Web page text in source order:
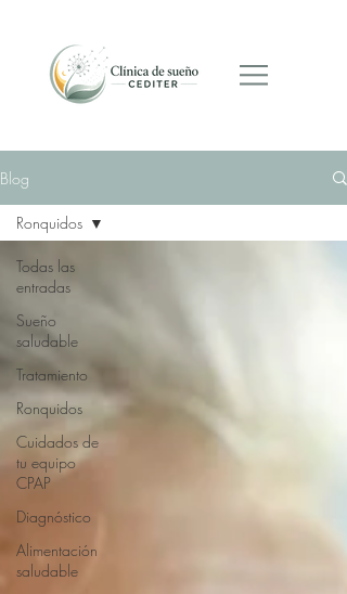
Blog
Todas las
entradas
Sueño
saludable
Tratamiento
Ronquidos
Cuidados de
tu equipo
CPAP
Diagnóstico
Alimentación
saludable
Ronquidos